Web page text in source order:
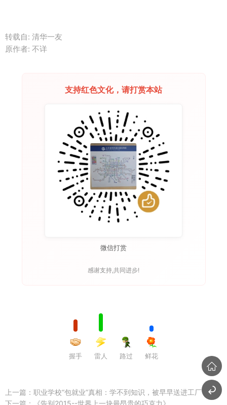
转载自: 清华一友
原作者: 不详
支持红色文化，请打赏本站
微信打赏
感谢支持,共同进步!
握手 雷人 路过 鲜花
上一篇： 职业学校“包就业”真相：学不到知识，被早早送进工厂